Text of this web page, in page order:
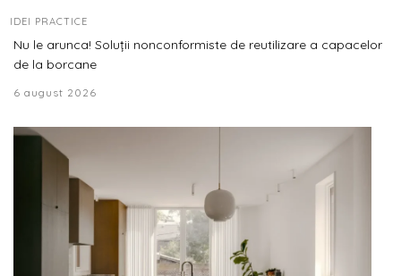
IDEI PRACTICE
Nu le arunca! Soluții nonconformiste de reutilizare a capacelor
de la borcane
6 august 2026